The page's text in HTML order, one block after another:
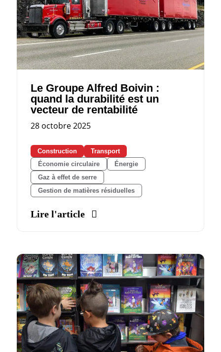
Le Groupe Alfred Boivin :
quand la durabilité est un
vecteur de rentabilité
28 octobre 2025
Construction
Transport
Économie circulaire
Énergie
Gaz à effet de serre
Gestion de matières résiduelles
Lire l'article